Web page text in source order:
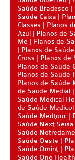
AMIL PLANO DE
BIO SAÚDE PLANO
BIOVIDA PLANO
BLUE MED PLANO
CLASSES PLANO
CUIDAR ME
GARANTIA GS
GNDI PLANO DE
KIPP PLANO DE
Saúde Bradesco
Saúde Caixa
Classes
Planos
Azul
Planos de
Me
Planos de
Planos de
Cross
Planos de
Planos de Saúde
Planos de Saúde
Planos de Saúde
de Saúde Medial
Saúde Medical
de Saúde Medicol
Saúde Medtour
Saúde Next Seisa
Saúde Notredame
Saúde Oeste
Saúde Omint
Saúde One Health